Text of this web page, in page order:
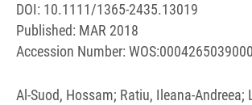
DOI: 10.1111/1365-2435.13019
Published: MAR 2018
Accession Number:
Al-Suod, Hossam; Ratiu, Ileana-